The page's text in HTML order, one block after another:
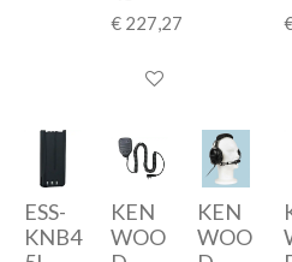
€ 227,27
In winkelwagen
ESS-
KNB4
KEN
WOO
KEN
WOO